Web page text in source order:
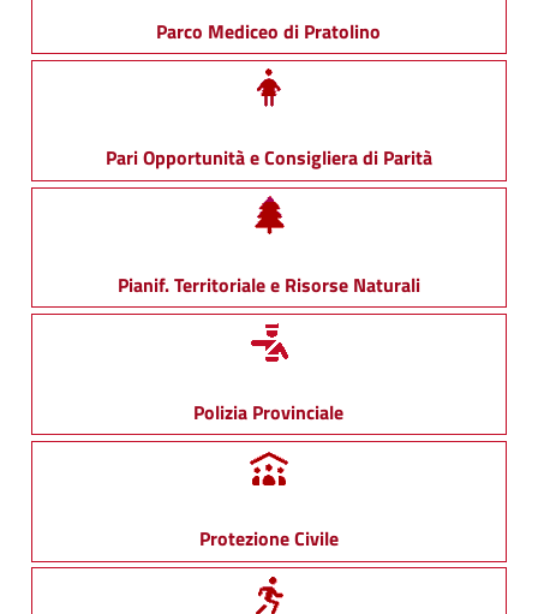
Parco Mediceo di Pratolino
Pari Opportunità e Consigliera di Parità
Pianif. Territoriale e Risorse Naturali
Polizia Provinciale
Protezione Civile